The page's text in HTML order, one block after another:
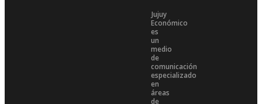
Jujuy
Económico
es
un
medio
de
comunicación
especializado
en
áreas
de